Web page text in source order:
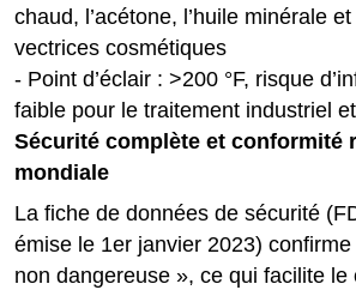
chaud, l’acétone, l’huile minérale
vectrices cosmétiques
- Point d’éclair : >200 °F, risque
faible pour le traitement industriel
Sécurité complète et conformité
mondiale
La fiche de données de sécurité
émise le 1er janvier 2023)
non dangereuse », ce qui facilite le